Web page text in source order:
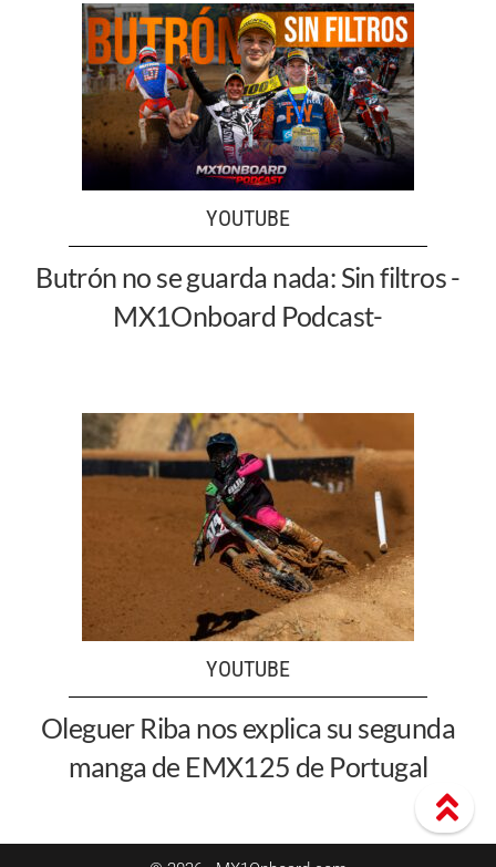
YOUTUBE
Butrón no se guarda nada: Sin filtros -
MX1Onboard Podcast-
YOUTUBE
Oleguer Riba nos explica su segunda
manga de EMX125 de Portugal